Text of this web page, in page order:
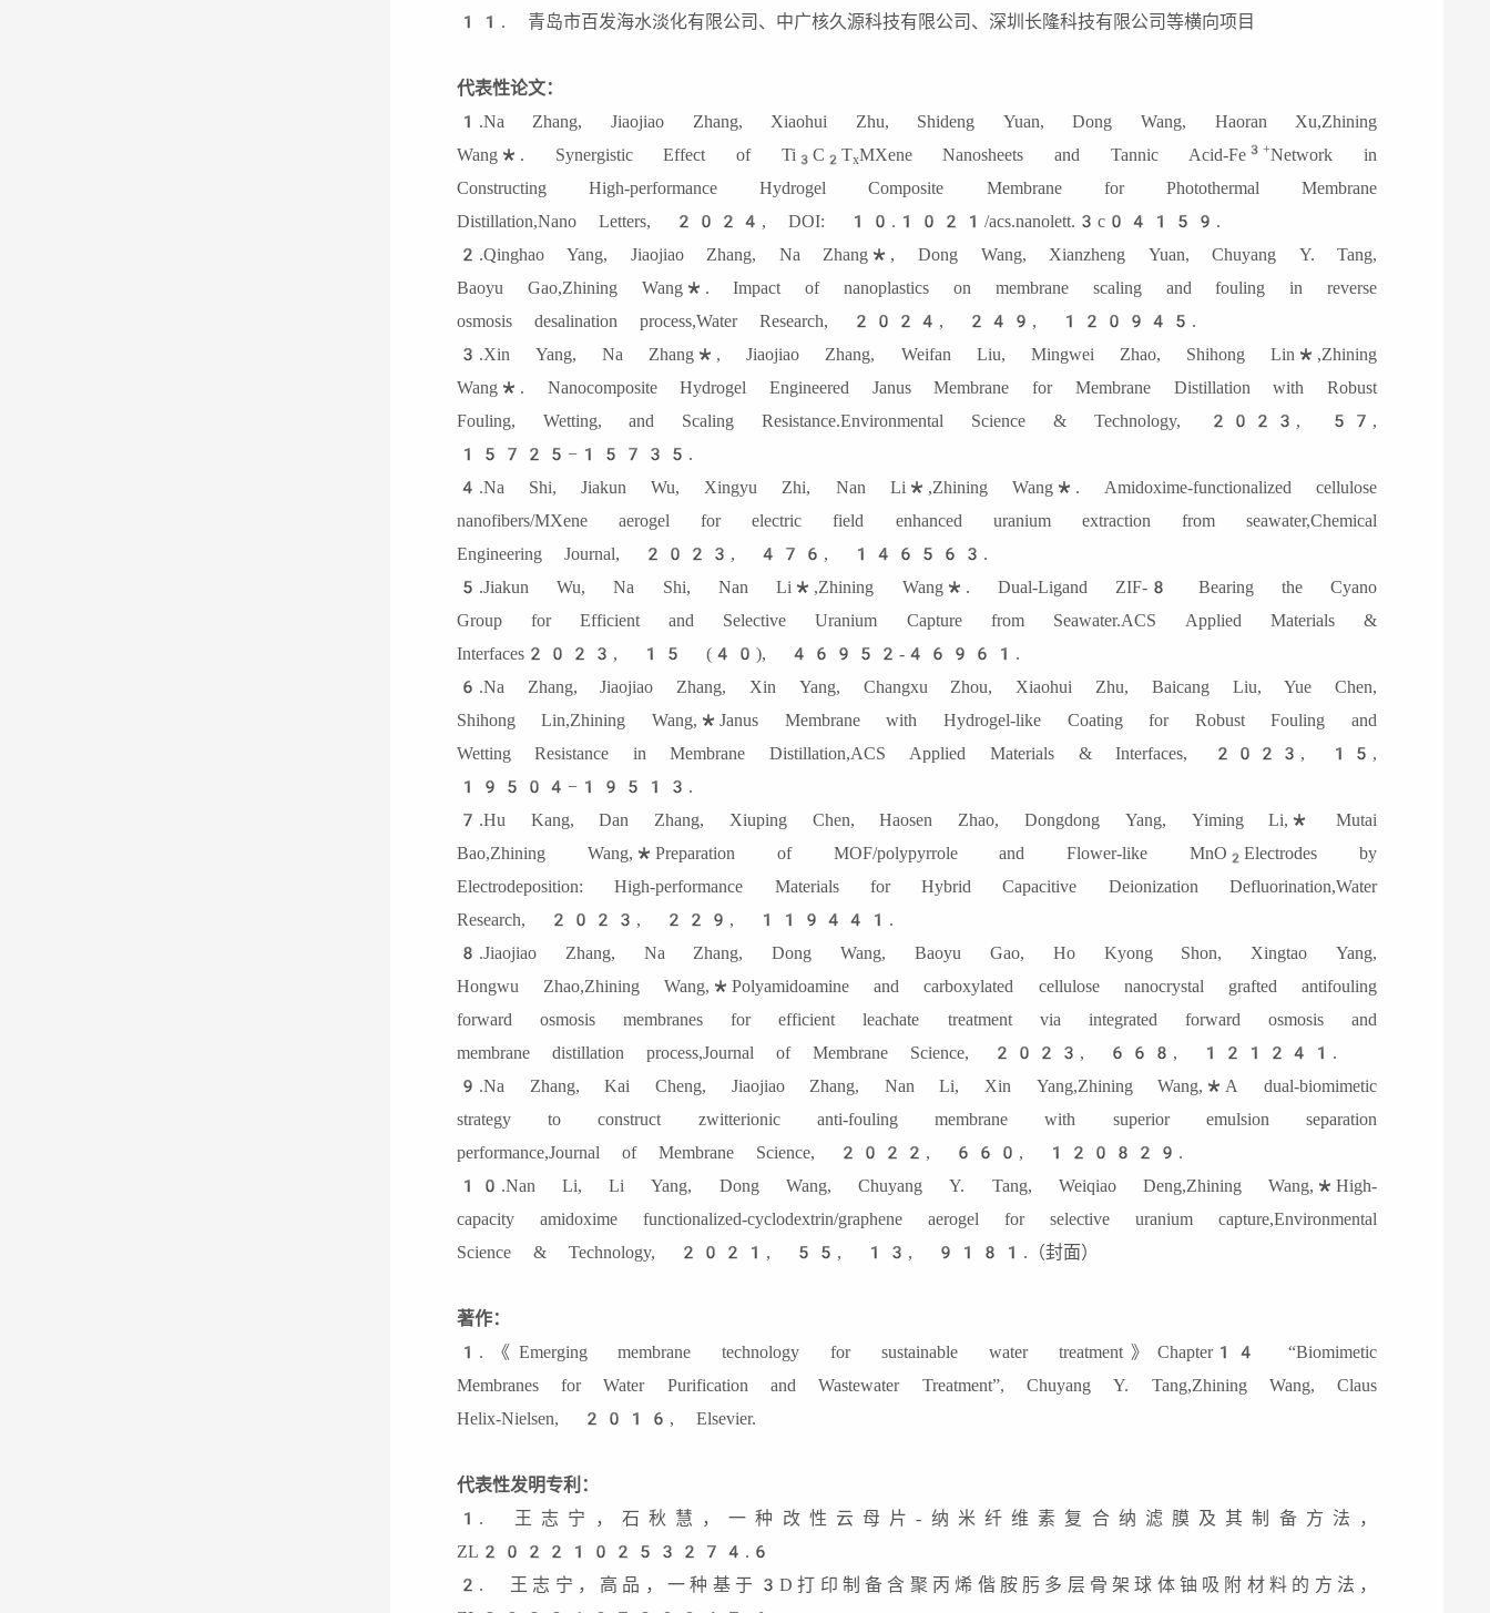
11. 青岛市百发海水淡化有限公司、中广核久源科技有限公司、深圳长隆科技有限公司等横向项目
代表性论文：
1.Na Zhang, Jiaojiao Zhang, Xiaohui Zhu, Shideng Yuan, Dong Wang, Haoran Xu,Zhining
Wang*. Synergistic Effect of Ti3 C 2 TxMXene Nanosheets and Tannic Acid-Fe 3+Network in
Constructing High-performance Hydrogel Composite Membrane for Photothermal Membrane
Distillation,Nano Letters, 2024, DOI: 10.1021/acs.nanolett.3c04159.
2.Qinghao Yang, Jiaojiao Zhang, Na Zhang*, Dong Wang, Xianzheng Yuan, Chuyang Y. Tang,
Baoyu Gao,Zhining Wang*. Impact of nanoplastics on membrane scaling and fouling in reverse
osmosis desalination process,Water Research, 2024, 249, 120945.
3.Xin Yang, Na Zhang*, Jiaojiao Zhang, Weifan Liu, Mingwei Zhao, Shihong Lin*,Zhining
Wang*. Nanocomposite Hydrogel Engineered Janus Membrane for Membrane Distillation with Robust
Fouling, Wetting, and Scaling Resistance.Environmental Science & Technology, 2023, 57,
15725−15735.
4.Na Shi, Jiakun Wu, Xingyu Zhi, Nan Li*,Zhining Wang*. Amidoxime-functionalized cellulose
nanofibers/MXene aerogel for electric field enhanced uranium extraction from seawater,Chemical
Engineering Journal, 2023, 476, 146563.
5.Jiakun Wu, Na Shi, Nan Li*,Zhining Wang*. Dual-Ligand ZIF-8 Bearing the Cyano
Group for Efficient and Selective Uranium Capture from Seawater.ACS Applied Materials &
Interfaces2023, 15 (40), 46952-46961.
6.Na Zhang, Jiaojiao Zhang, Xin Yang, Changxu Zhou, Xiaohui Zhu, Baicang Liu, Yue Chen,
Shihong Lin,Zhining Wang,*Janus Membrane with Hydrogel-like Coating for Robust Fouling and
Wetting Resistance in Membrane Distillation,ACS Applied Materials & Interfaces, 2023, 15,
19504−19513.
7.Hu Kang, Dan Zhang, Xiuping Chen, Haosen Zhao, Dongdong Yang, Yiming Li,* Mutai
Bao,Zhining Wang,*Preparation of MOF/polypyrrole and Flower-like MnO 2Electrodes by
Electrodeposition: High-performance Materials for Hybrid Capacitive Deionization Defluorination,Water
Research, 2023, 229, 119441.
8.Jiaojiao Zhang, Na Zhang, Dong Wang, Baoyu Gao, Ho Kyong Shon, Xingtao Yang,
Hongwu Zhao,Zhining Wang,*Polyamidoamine and carboxylated cellulose nanocrystal grafted antifouling
forward osmosis membranes for efficient leachate treatment via integrated forward osmosis and
membrane distillation process,Journal of Membrane Science, 2023, 668, 121241.
9.Na Zhang, Kai Cheng, Jiaojiao Zhang, Nan Li, Xin Yang,Zhining Wang,*A dual-biomimetic
strategy to construct zwitterionic anti-fouling membrane with superior emulsion separation
performance,Journal of Membrane Science, 2022, 660, 120829.
10.Nan Li, Li Yang, Dong Wang, Chuyang Y. Tang, Weiqiao Deng,Zhining Wang,*High-
capacity amidoxime functionalized-cyclodextrin/graphene aerogel for selective uranium capture,Environmental
Science & Technology, 2021, 55, 13, 9181.（封面）
著作：
1.《Emerging membrane technology for sustainable water treatment》Chapter14 “Biomimetic
Membranes for Water Purification and Wastewater Treatment”, Chuyang Y. Tang,Zhining Wang, Claus
Helix-Nielsen, 2016, Elsevier.
代表性发明专利：
1. 王志宁，石秋慧，一种改性云母片-纳米纤维素复合纳滤膜及其制备方法，
ZL202210253274.6
2. 王志宁，高品，一种基于3D打印制备含聚丙烯偕胺肟多层骨架球体铀吸附材料的方法，